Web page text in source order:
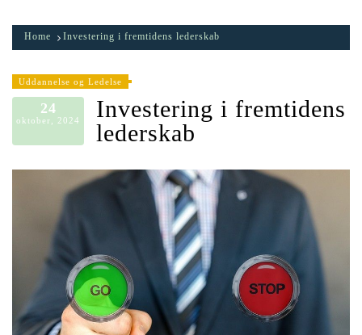
Home Investering i fremtidens lederskab
Uddannelse og Ledelse
24
oktober, 2024
Investering i fremtidens
lederskab